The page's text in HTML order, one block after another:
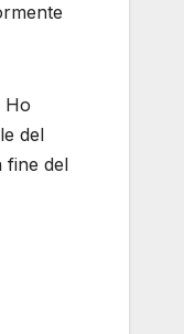
Ho
del
fine del